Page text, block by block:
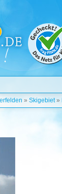
» Skigebiet»